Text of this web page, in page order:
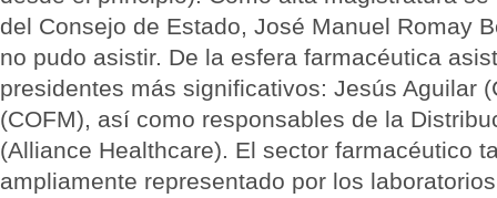
del Consejo de Estado, José Manuel Romay
no pudo asistir. De la esfera farmacéutica
presidentes más significativos: Jesús Aguilar
(COFM), así como responsables de la
(Alliance Healthcare). El sector farmacéutico
ampliamente representado por los